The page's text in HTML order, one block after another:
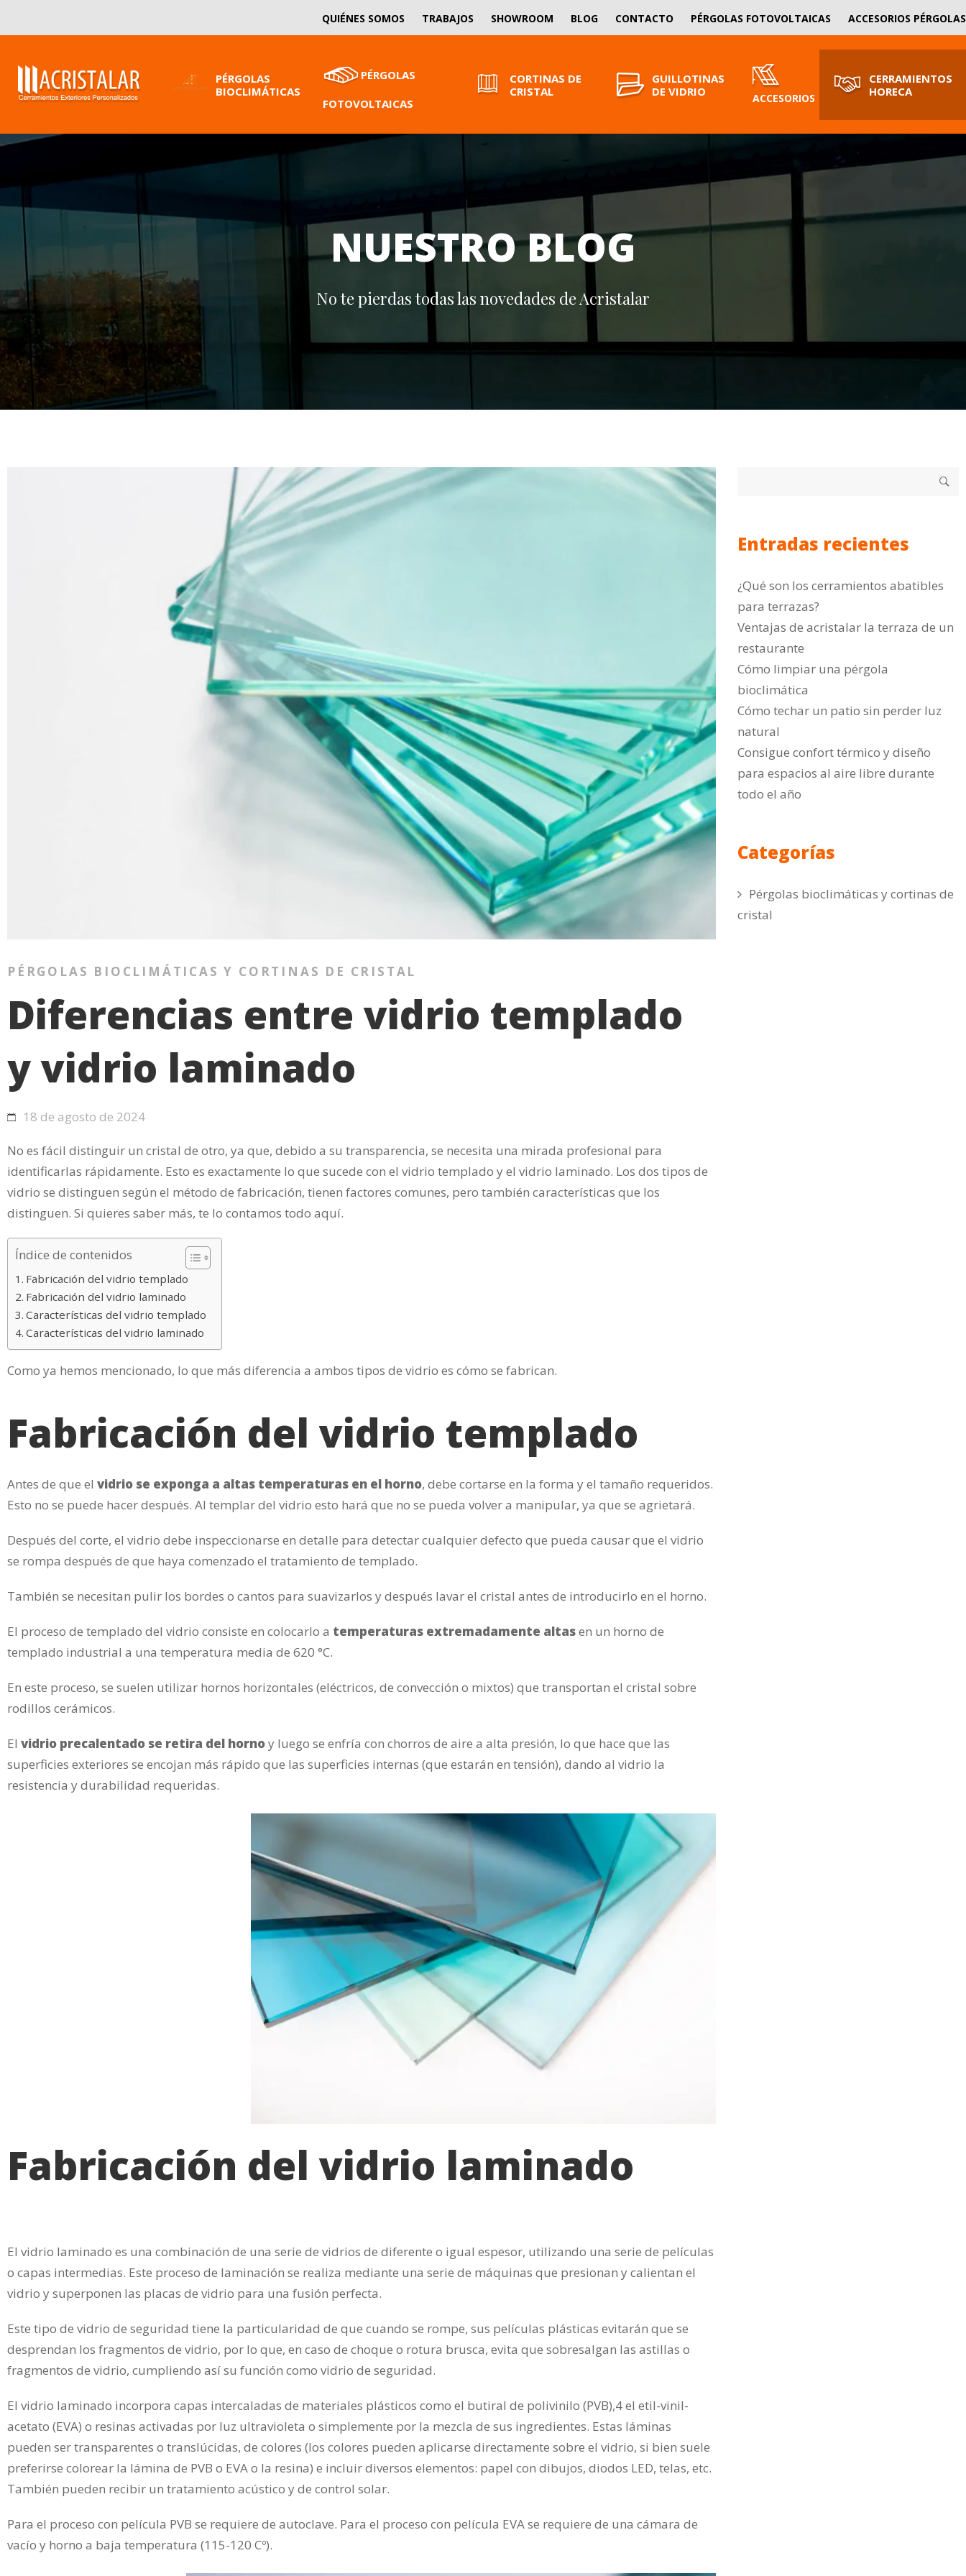
SOLICITA PRESUPUESTO
QUIÉNES SOMOS TRABAJOS SHOWROOM BLOG CONTACTO PÉRGOLAS FOTOVOLTAICAS ACCESORIOS PÉRGOLAS
PÉRGOLAS
BIOCLIMÁTICAS
PÉRGOLAS
FOTOVOLTAICAS
CORTINAS DE
CRISTAL
GUILLOTINAS
DE VIDRIO
ACCESORIOS
CERRAMIENTOS
HORECA
NUESTRO BLOG
No te pierdas todas las novedades de Acristalar
PÉRGOLAS BIOCLIMÁTICAS Y CORTINAS DE CRISTAL
Diferencias entre vidrio templado
y vidrio laminado
18 de agosto de 2024
No es fácil distinguir un cristal de otro, ya que, debido a su transparencia, se necesita una mirada profesional para
identificarlas rápidamente. Esto es exactamente lo que sucede con el vidrio templado y el vidrio laminado. Los dos tipos de
vidrio se distinguen según el método de fabricación, tienen factores comunes, pero también características que los
distinguen. Si quieres saber más, te lo contamos todo aquí.
Índice de contenidos
Fabricación del vidrio templado
Fabricación del vidrio laminado
Características del vidrio templado
Características del vidrio laminado
Como ya hemos mencionado, lo que más diferencia a ambos tipos de vidrio es cómo se fabrican.
Fabricación del vidrio templado
Antes de que el vidrio se exponga a altas temperaturas en el horno, debe cortarse en la forma y el tamaño requeridos.
Esto no se puede hacer después. Al templar del vidrio esto hará que no se pueda volver a manipular, ya que se agrietará.
Después del corte, el vidrio debe inspeccionarse en detalle para detectar cualquier defecto que pueda causar que el vidrio
se rompa después de que haya comenzado el tratamiento de templado.
También se necesitan pulir los bordes o cantos para suavizarlos y después lavar el cristal antes de introducirlo en el horno.
El proceso de templado del vidrio consiste en colocarlo a temperaturas extremadamente altasen un horno de
templado industrial a una temperatura media de 620 °C.
En este proceso, se suelen utilizar hornos horizontales (eléctricos, de convección o mixtos) que transportan el cristal sobre
rodillos cerámicos.
El vidrio precalentado se retira del hornoy luego se enfría con chorros de aire a alta presión, lo que hace que las
superficies exteriores se encojan más rápido que las superficies internas (que estarán en tensión), dando al vidrio la
resistencia y durabilidad requeridas.
Fabricación del vidrio laminado
El vidrio laminado es una combinación de una serie de vidrios de diferente o igual espesor, utilizando una serie de películas
o capas intermedias. Este proceso de laminación se realiza mediante una serie de máquinas que presionan y calientan el
vidrio y superponen las placas de vidrio para una fusión perfecta.
Este tipo de vidrio de seguridad tiene la particularidad de que cuando se rompe, sus películas plásticas evitarán que se
desprendan los fragmentos de vidrio, por lo que, en caso de choque o rotura brusca, evita que sobresalgan las astillas o
fragmentos de vidrio, cumpliendo así su función como vidrio de seguridad.
El vidrio laminado incorpora capas intercaladas de materiales plásticos como el butiral de polivinilo (PVB),4​ el etil-vinil-
acetato (EVA) o resinas activadas por luz ultravioleta o simplemente por la mezcla de sus ingredientes. Estas láminas
pueden ser transparentes o translúcidas, de colores (los colores pueden aplicarse directamente sobre el vidrio, si bien suele
preferirse colorear la lámina de PVB o EVA o la resina) e incluir diversos elementos: papel con dibujos, diodos LED, telas, etc.
También pueden recibir un tratamiento acústico y de control solar.
Para el proceso con película PVB se requiere de autoclave. Para el proceso con película EVA se requiere de una cámara de
vacío y horno a baja temperatura (115-120 Cº).
Entradas recientes
¿Qué son los cerramientos abatibles
para terrazas?
Ventajas de acristalar la terraza de un
restaurante
Cómo limpiar una pérgola
bioclimática
Cómo techar un patio sin perder luz
natural
Consigue confort térmico y diseño
para espacios al aire libre durante
todo el año
Categorías
Pérgolas bioclimáticas y cortinas de
cristal